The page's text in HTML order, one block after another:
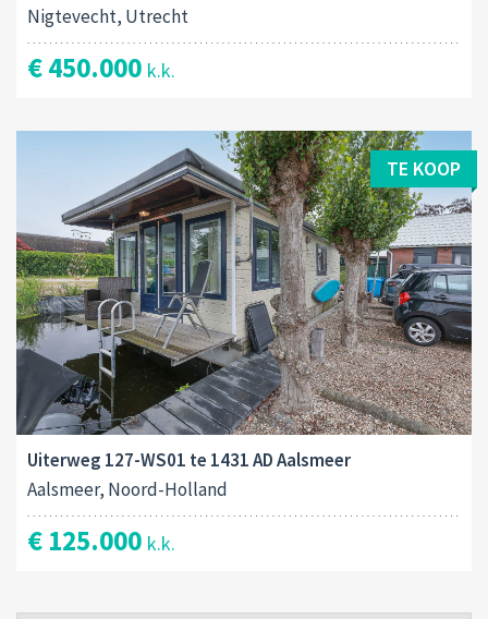
Nigtevecht, Utrecht
€ 450.000 k.k.
TE KOOP
Uiterweg 127-WS01 te 1431 AD Aalsmeer
Aalsmeer, Noord-Holland
€ 125.000 k.k.